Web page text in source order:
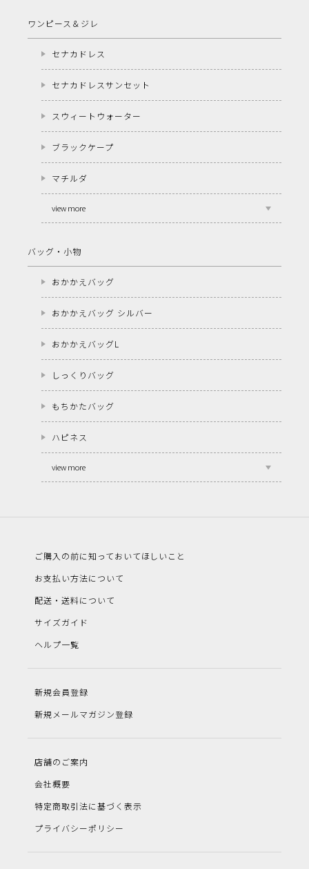
ワンピース＆ジレ
セナカドレス
セナカドレスサンセット
スウィートウォーター
ブラックケープ
マチルダ
view more
バッグ・小物
おかかえバッグ
おかかえバッグ シルバー
おかかえバッグL
しっくりバッグ
もちかたバッグ
ハピネス
view more
ご購入の前に知っておいてほしいこと
お支払い方法について
配送・送料について
サイズガイド
ヘルプ一覧
新規会員登録
新規メールマガジン登録
店舗のご案内
会社概要
特定商取引法に基づく表示
プライバシーポリシー